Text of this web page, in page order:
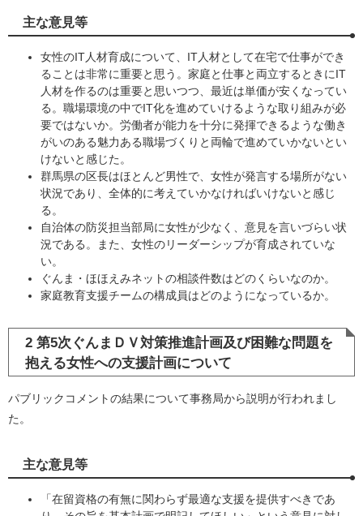
主な意見等
女性のIT人材育成について、IT人材として在宅で仕事ができ
ることは非常に重要と思う。家庭と仕事と両立するときにIT
人材を作るのは重要と思いつつ、最近は単価が安くなってい
る。職場環境の中でIT化を進めていけるような取り組みが必
要ではないか。労働者が能力を十分に発揮できるような働き
がいのある魅力ある職場づくりと両輪で進めていかないとい
けないと感じた。
群馬県の区長はほとんど男性で、女性が発言する場所がない
状況であり、全体的に考えていかなければいけないと感じ
る。
自治体の防災担当部局に女性が少なく、意見を言いづらい状
況である。また、女性のリーダーシップが育成されていな
い。
ぐんま・ほほえみネットの相談件数はどのくらいなのか。
家庭教育支援チームの構成員はどのようになっているか。
2 第5次ぐんまＤＶ対策推進計画及び困難な問題を
抱える女性への支援計画について
パブリックコメントの結果について事務局から説明が行われまし
た。
主な意見等
「在留資格の有無に関わらず最適な支援を提供すべきであ